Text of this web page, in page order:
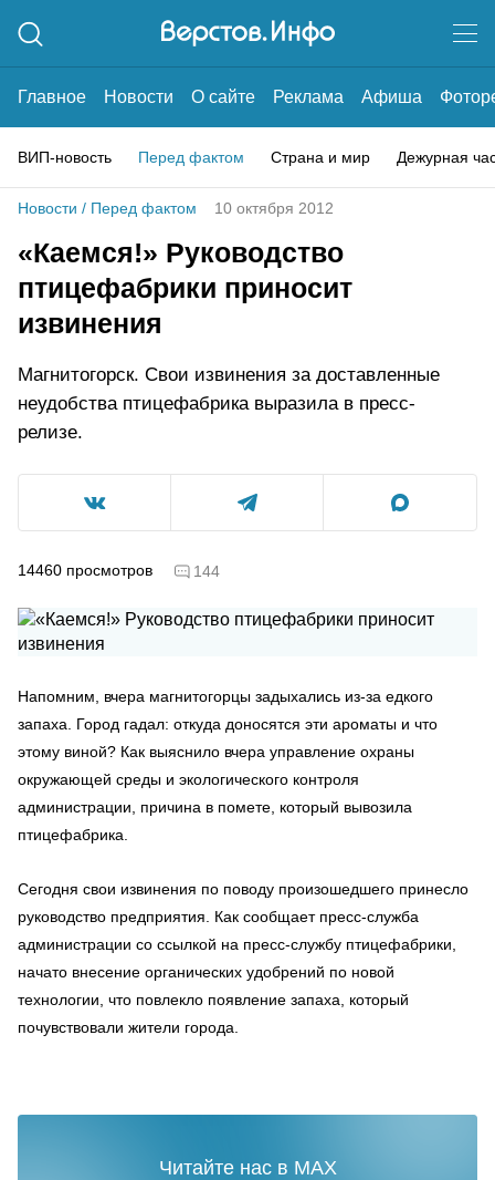
Главное Новости О сайте Реклама Афиша
ВИП-новость Перед фактом Страна и мир Дежурная
Новости / Перед фактом 10 октября 2012
«Каемся!» Руководство
птицефабрики приносит
извинения
Магнитогорск. Свои извинения за доставленные
неудобства птицефабрика выразила в пресс-
релизе.
14460 просмотров 144
Напомним, вчера магнитогорцы задыхались из-за едкого
запаха. Город гадал: откуда доносятся эти ароматы и что
этому виной? Как выяснило вчера управление охраны
окружающей среды и экологического контроля
администрации, причина в помете, который вывозила
птицефабрика.
Сегодня свои извинения по поводу произошедшего принесло
руководство предприятия. Как сообщает пресс-служба
администрации со ссылкой на пресс-службу птицефабрики,
начато внесение органических удобрений по новой
технологии, что повлекло появление запаха, который
почувствовали жители города.
Читайте нас в MAX